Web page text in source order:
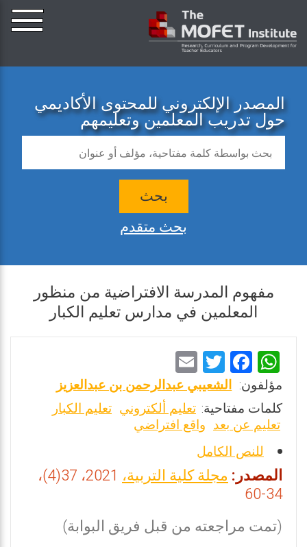
المصدر الإلكتروني للمحتوى الأكاديمي
حول تدريب المعلمين وتعليمهم
بحث
بحث متقدم
مفهوم المدرسة الافتراضية من منظور
المعلمين في مدارس تعليم الكبار
W
h
at
s
A
p
p
F
a
ce
b
o
o
k
T
wi
tt
er
m
ai
l
مؤلفون: الشعيبي عبدالرحمن بن عبدالعزيز
كلمات مفتاحية: تعليم ألكتروني تعليم الكبار
تعليم عن بعد واقع افتراضي
للنص الكامل
المصدر:مجلة كلية التربية،
2021، 37(4)،
34-60
(تمت مراجعته من قبل فريق البوابة)